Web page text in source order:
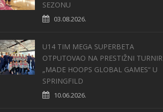
SEZONU
03.08.2026.
U14 TIM MEGA SUPERBETA
OTPUTOVAO NA PRESTIŽNI TURNIR
„MADE HOOPS GLOBAL GAMES“ U
SPRINGFILD
10.06.2026.